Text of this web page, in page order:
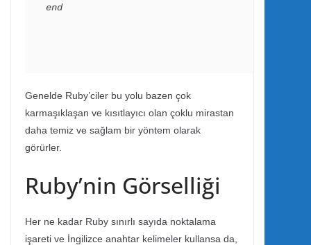
end
Genelde Ruby’ciler bu yolu bazen çok
karmaşıklaşan ve kısıtlayıcı olan çoklu mirastan
daha temiz ve sağlam bir yöntem olarak
görürler.
Ruby’nin Görselliği
Her ne kadar Ruby sınırlı sayıda noktalama
işareti ve İngilizce anahtar kelimeler kullansa da,